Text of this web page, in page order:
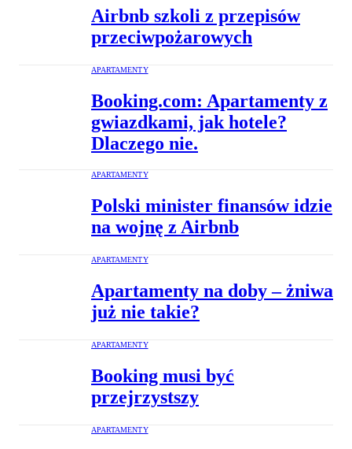
Airbnb szkoli z przepisów
przeciwpożarowych
APARTAMENTY
Booking.com: Apartamenty z
gwiazdkami, jak hotele?
Dlaczego nie.
APARTAMENTY
Polski minister finansów idzie
na wojnę z Airbnb
APARTAMENTY
Apartamenty na doby – żniwa
już nie takie?
APARTAMENTY
Booking musi być
przejrzystszy
APARTAMENTY